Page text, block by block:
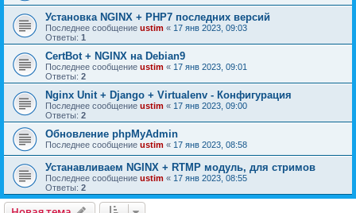
Установка NGINX + PHP7 последних версий
Последнее сообщение ustim « 17 янв 2023, 09:03
Ответы: 1
CertBot + NGINX на Debian9
Последнее сообщение ustim « 17 янв 2023, 09:01
Ответы: 2
Nginx Unit + Django + Virtualenv - Конфигурация
Последнее сообщение ustim « 17 янв 2023, 09:00
Ответы: 2
Обновление phpMyAdmin
Последнее сообщение ustim « 17 янв 2023, 08:58
Устанавливаем NGINX + RTMP модуль, для стримов
Последнее сообщение ustim « 17 янв 2023, 08:55
Ответы: 2